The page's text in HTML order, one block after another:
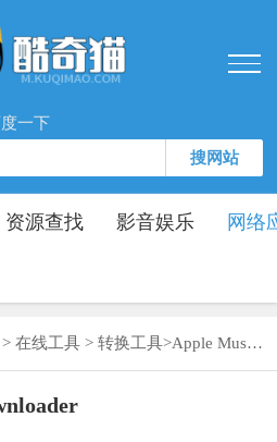
一下
搜网站
资源查找 影音娱乐 网络
> 在线工具 > 转换工具>Apple Music Downloader